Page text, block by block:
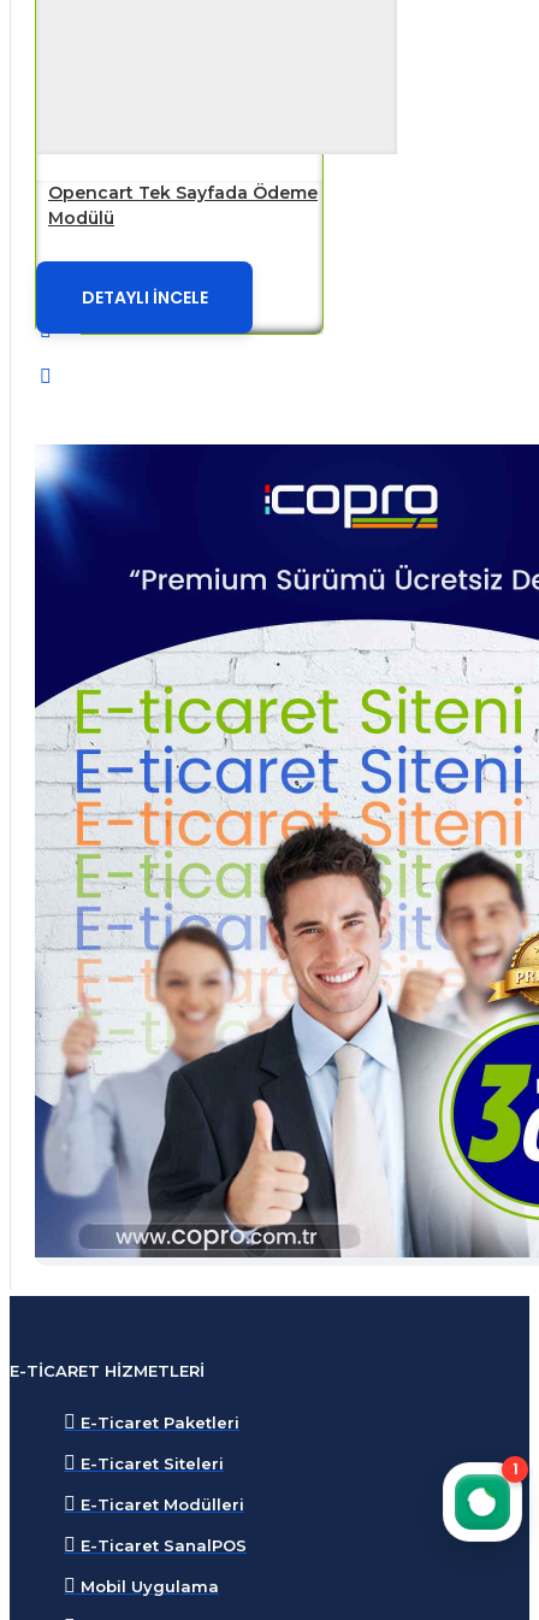
Opencart Tek Sayfada Ödeme
Modülü
DETAYLI İNCELE
E-TICARET HIZMETLERI
E-Ticaret Paketleri
E-Ticaret Siteleri
E-Ticaret Modülleri
E-Ticaret SanalPOS
Mobil Uygulama
1